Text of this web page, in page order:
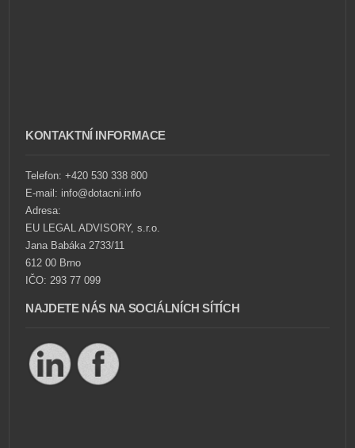
KONTAKTNÍ INFORMACE
Telefon: +420 530 338 800
E-mail: info@dotacni.info
Adresa:
EU LEGAL ADVISORY, s.r.o.
Jana Babáka 2733/11
612 00 Brno
IČO: 293 77 099
NAJDETE NÁS NA SOCIÁLNÍCH SÍTÍCH